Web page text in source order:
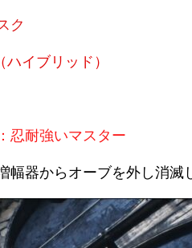
ク
イブリッド）
忍耐強いマスター
器からオーブを外し消滅